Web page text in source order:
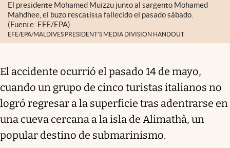
El presidente Mohamed Muizzu junto al sargento Mohamed
Mahdhee, el buzo rescatista fallecido el pasado sábado.
(Fuente: EFE/EPA).
EFE/EPA/MALDIVES PRESIDENT'S MEDIA DIVISION HANDOUT
El accidente ocurrió el pasado 14 de mayo,
cuando un grupo de cinco turistas italianos no
logró regresar a la superficie tras adentrarse en
una cueva cercana a la isla de Alimathà, un
popular destino de submarinismo.